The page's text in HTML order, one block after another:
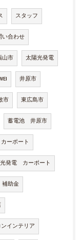
スタッフ
い合わせ
山市 太陽光発電
井原市
市 東広島市
蓄電池 井原市
ーポート
発電 カーポート
助金
インテリア